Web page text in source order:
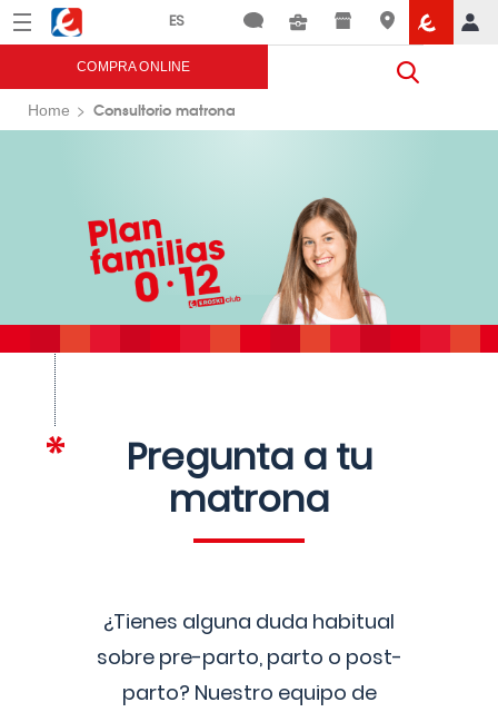
Menú Eroski
COMPRA ONLINE
Home Consultorio matrona
Pregunta a tu
matrona
¿Tienes alguna duda habitual
sobre pre-parto, parto o post-
parto? Nuestro equipo de